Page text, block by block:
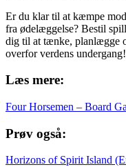
Er du klar til at kæmpe
fra ødelæggelse? Bestil
dig til at tænke, planlægge
overfor verdens undergang!
Læs mere:
Four Horsemen – Board
Prøv også:
Horizons of Spirit Island